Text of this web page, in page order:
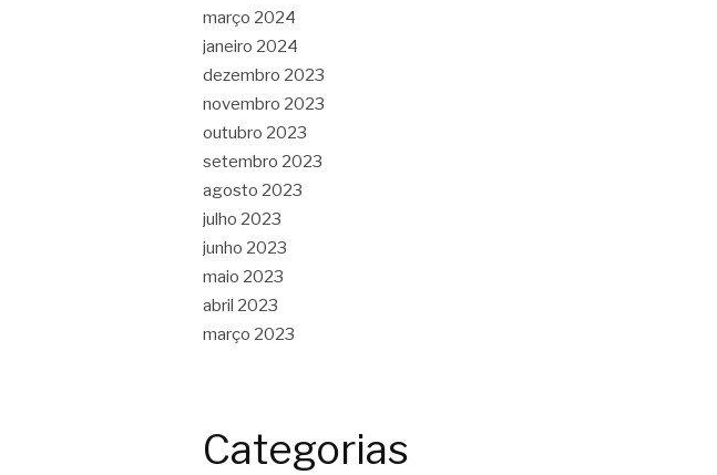
março 2024
janeiro 2024
dezembro 2023
novembro 2023
outubro 2023
setembro 2023
agosto 2023
julho 2023
junho 2023
maio 2023
abril 2023
março 2023
Categorias